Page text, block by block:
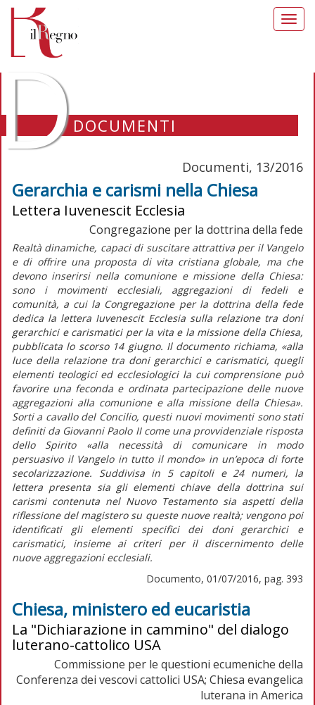
DOCUMENTI
Documenti, 13/2016
Gerarchia e carismi nella Chiesa
Lettera Iuvenescit Ecclesia
Congregazione per la dottrina della fede
Realtà dinamiche, capaci di suscitare attrattiva per il Vangelo
e di offrire una proposta di vita cristiana globale, ma che
devono inserirsi nella comunione e missione della Chiesa:
sono i movimenti ecclesiali, aggregazioni di fedeli e
comunità, a cui la Congregazione per la dottrina della fede
dedica la lettera Iuvenescit Ecclesia sulla relazione tra doni
gerarchici e carismatici per la vita e la missione della Chiesa,
pubblicata lo scorso 14 giugno. Il documento richiama, «alla
luce della relazione tra doni gerarchici e carismatici, quegli
elementi teologici ed ecclesiologici la cui comprensione può
favorire una feconda e ordinata partecipazione delle nuove
aggregazioni alla comunione e alla missione della Chiesa».
Sorti a cavallo del Concilio, questi nuovi movimenti sono stati
definiti da Giovanni Paolo II come una provvidenziale risposta
dello Spirito «alla necessità di comunicare in modo
persuasivo il Vangelo in tutto il mondo» in un’epoca di forte
secolarizzazione. Suddivisa in 5 capitoli e 24 numeri, la
lettera presenta sia gli elementi chiave della dottrina sui
carismi contenuta nel Nuovo Testamento sia aspetti della
riflessione del magistero su queste nuove realtà; vengono poi
identificati gli elementi specifici dei doni gerarchici e
carismatici, insieme ai criteri per il discernimento delle
nuove aggregazioni ecclesiali.
Documento, 01/07/2016, pag. 393
Chiesa, ministero ed eucaristia
La "Dichiarazione in cammino" del dialogo
luterano-cattolico USA
Commissione per le questioni ecumeniche della
Conferenza dei vescovi cattolici USA; Chiesa evangelica
luterana in America